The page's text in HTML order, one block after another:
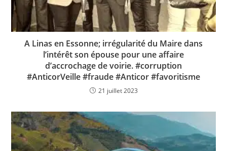
A Linas en Essonne; irrégularité du Maire dans
l’intérêt son épouse pour une affaire
d’accrochage de voirie. #corruption
#AnticorVeille #fraude #Anticor #favoritisme
21 juillet 2023